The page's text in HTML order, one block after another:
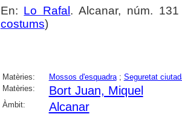
En: Lo Rafal. Alcanar, núm.
costums)
Matèries: Mossos d'esquadra; Seguretat
Matèries:
Bort Juan, Miquel
Àmbit: Alcanar